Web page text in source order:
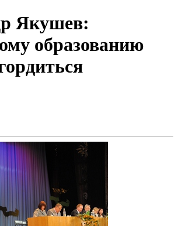
Якушев:
образованию